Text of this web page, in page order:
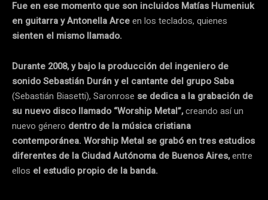
Fue en ese momento que son incluidos Matías Humeniuk
en guitarra y Antonella Arceen los teclados, quienes
sienten el mismo llamado.
Durante 2008, y bajo la producción del ingeniero de
sonido Sebastián Durán y el cantante del grupo Saba
(Sebastián Biasetti), Saronrose se dedica a la grabación de
su nuevo disco llamado “Worship Metal”,creando así un
nuevo género dentro de la música cristiana
contemporánea. Worship Metal se grabó en tres estudios
diferentes de la Ciudad Autónoma de Buenos Aires,entre
ellos el estudio propio de la banda.